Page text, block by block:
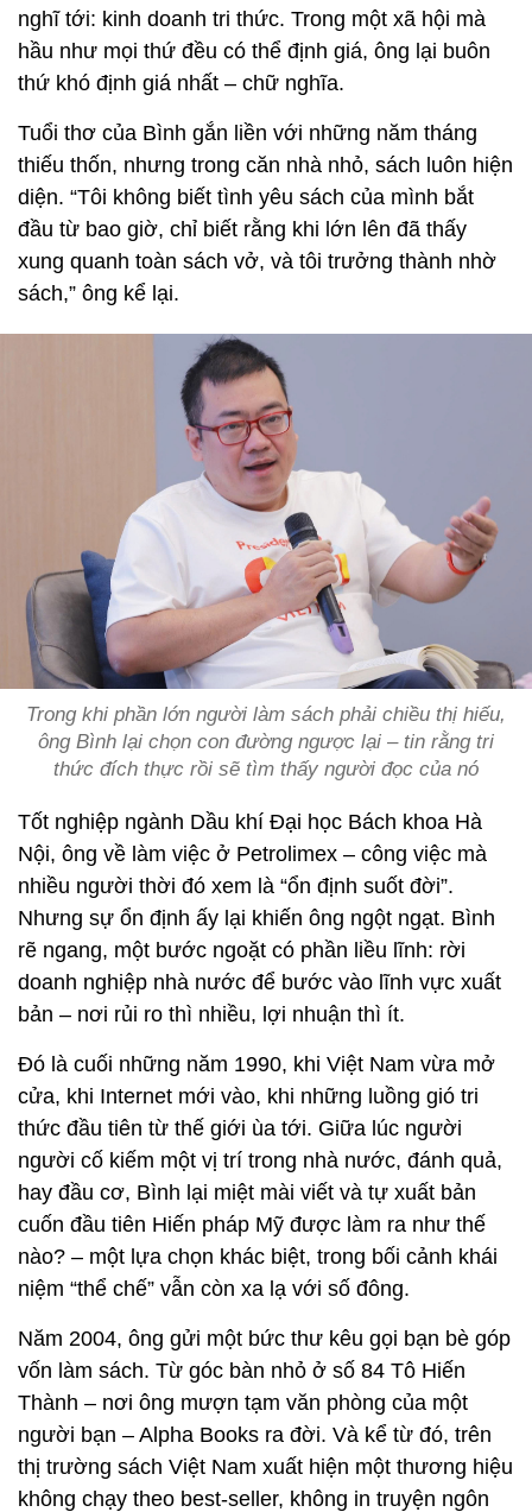
nghĩ tới: kinh doanh tri thức. Trong một xã hội mà
hầu như mọi thứ đều có thể định giá, ông lại buôn
thứ khó định giá nhất – chữ nghĩa.
Tuổi thơ của Bình gắn liền với những năm tháng
thiếu thốn, nhưng trong căn nhà nhỏ, sách luôn hiện
diện. “Tôi không biết tình yêu sách của mình bắt
đầu từ bao giờ, chỉ biết rằng khi lớn lên đã thấy
xung quanh toàn sách vở, và tôi trưởng thành nhờ
sách,” ông kể lại.
Trong khi phần lớn người làm sách phải chiều thị hiếu,
ông Bình lại chọn con đường ngược lại – tin rằng tri
thức đích thực rồi sẽ tìm thấy người đọc của nó
Tốt nghiệp ngành Dầu khí Đại học Bách khoa Hà
Nội, ông về làm việc ở Petrolimex – công việc mà
nhiều người thời đó xem là “ổn định suốt đời”.
Nhưng sự ổn định ấy lại khiến ông ngột ngạt. Bình
rẽ ngang, một bước ngoặt có phần liều lĩnh: rời
doanh nghiệp nhà nước để bước vào lĩnh vực xuất
bản – nơi rủi ro thì nhiều, lợi nhuận thì ít.
Đó là cuối những năm 1990, khi Việt Nam vừa mở
cửa, khi Internet mới vào, khi những luồng gió tri
thức đầu tiên từ thế giới ùa tới. Giữa lúc người
người cố kiếm một vị trí trong nhà nước, đánh quả,
hay đầu cơ, Bình lại miệt mài viết và tự xuất bản
cuốn đầu tiên Hiến pháp Mỹ được làm ra như thế
nào? – một lựa chọn khác biệt, trong bối cảnh khái
niệm “thể chế” vẫn còn xa lạ với số đông.
Năm 2004, ông gửi một bức thư kêu gọi bạn bè góp
vốn làm sách. Từ góc bàn nhỏ ở số 84 Tô Hiến
Thành – nơi ông mượn tạm văn phòng của một
người bạn – Alpha Books ra đời. Và kể từ đó, trên
thị trường sách Việt Nam xuất hiện một thương hiệu
không chạy theo best-seller, không in truyện ngôn